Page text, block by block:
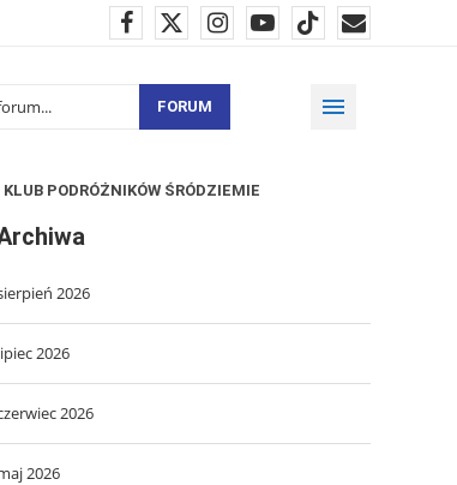
FORUM
PODRÓŻNIKÓW ŚRÓDZIEMIE
2026
2026
2026
2026